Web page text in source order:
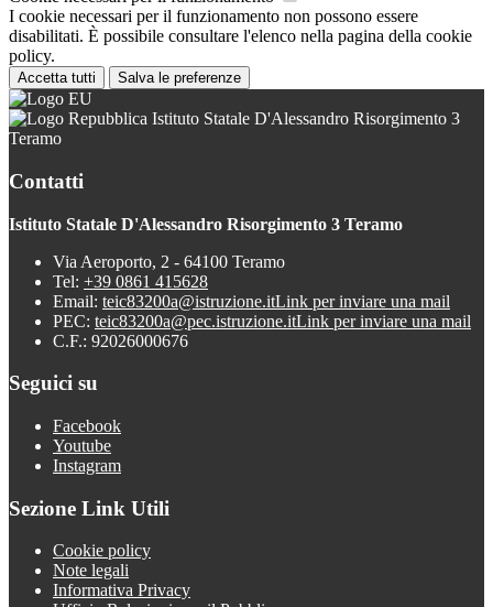
I cookie necessari per il funzionamento non possono essere
disabilitati. È possibile consultare l'elenco nella pagina della cookie
policy.
Accetta tutti Salva le preferenze
Istituto Statale D'Alessandro Risorgimento 3
Teramo
Contatti
Istituto Statale D'Alessandro Risorgimento 3 Teramo
Via Aeroporto, 2 - 64100 Teramo
Tel: +39 0861 415628
Email: teic83200a@istruzione.itLink per inviare una mail
PEC: teic83200a@pec.istruzione.itLink per inviare una mail
C.F.: 92026000676
Seguici su
Facebook
Youtube
Instagram
Sezione Link Utili
Cookie policy
Note legali
Informativa Privacy